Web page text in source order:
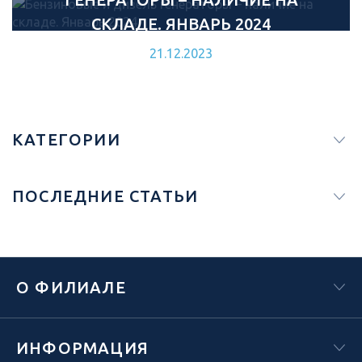
СКЛАДЕ. ЯНВАРЬ 2024
21.12.2023
КАТЕГОРИИ
ПОСЛЕДНИЕ СТАТЬИ
О ФИЛИАЛЕ
ИНФОРМАЦИЯ